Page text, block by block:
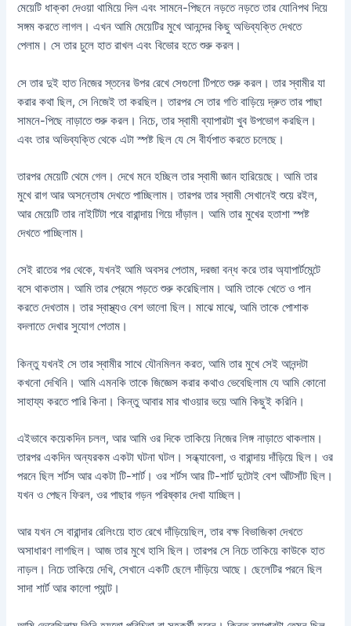
মেয়েটি ধাক্কা দেওয়া থামিয়ে দিল এবং সামনে-পিছনে নড়তে নড়তে তার যোনিপথ দিয়ে
সঙ্গম করতে লাগল। এখন আমি মেয়েটির মুখে আনন্দের কিছু অভিব্যক্তি দেখতে
পেলাম। সে তার চুলে হাত রাখল এবং বিভোর হতে শুরু করল।
সে তার দুই হাত নিজের স্তনের উপর রেখে সেগুলো টিপতে শুরু করল। তার স্বামীর যা
করার কথা ছিল, সে নিজেই তা করছিল। তারপর সে তার গতি বাড়িয়ে দ্রুত তার পাছা
সামনে-পিছে নাড়াতে শুরু করল। নিচে, তার স্বামী ব্যাপারটা খুব উপভোগ করছিল।
এবং তার অভিব্যক্তি থেকে এটা স্পষ্ট ছিল যে সে বীর্যপাত করতে চলেছে।
তারপর মেয়েটি থেমে গেল। দেখে মনে হচ্ছিল তার স্বামী জ্ঞান হারিয়েছে। আমি তার
মুখে রাগ আর অসন্তোষ দেখতে পাচ্ছিলাম। তারপর তার স্বামী সেখানেই শুয়ে রইল,
আর মেয়েটি তার নাইটিটা পরে বারান্দায় গিয়ে দাঁড়াল। আমি তার মুখের হতাশা স্পষ্ট
দেখতে পাচ্ছিলাম।
সেই রাতের পর থেকে, যখনই আমি অবসর পেতাম, দরজা বন্ধ করে তার অ্যাপার্টমেন্টে
বসে থাকতাম। আমি তার প্রেমে পড়তে শুরু করেছিলাম। আমি তাকে খেতে ও পান
করতে দেখতাম। তার স্বাস্থ্যও বেশ ভালো ছিল। মাঝে মাঝে, আমি তাকে পোশাক
বদলাতে দেখার সুযোগ পেতাম।
কিন্তু যখনই সে তার স্বামীর সাথে যৌনমিলন করত, আমি তার মুখে সেই আনন্দটা
কখনো দেখিনি। আমি এমনকি তাকে জিজ্ঞেস করার কথাও ভেবেছিলাম যে আমি কোনো
সাহায্য করতে পারি কিনা। কিন্তু আবার মার খাওয়ার ভয়ে আমি কিছুই করিনি।
এইভাবে কয়েকদিন চলল, আর আমি ওর দিকে তাকিয়ে নিজের লিঙ্গ নাড়াতে থাকলাম।
তারপর একদিন অন্যরকম একটা ঘটনা ঘটল। সন্ধ্যাবেলা, ও বারান্দায় দাঁড়িয়ে ছিল। ওর
পরনে ছিল শর্টস আর একটা টি-শার্ট। ওর শর্টস আর টি-শার্ট দুটোই বেশ আঁটসাঁট ছিল।
যখন ও পেছন ফিরল, ওর পাছার গড়ন পরিষ্কার দেখা যাচ্ছিল।
আর যখন সে বারান্দার রেলিংয়ে হাত রেখে দাঁড়িয়েছিল, তার বক্ষ বিভাজিকা দেখতে
অসাধারণ লাগছিল। আজ তার মুখে হাসি ছিল। তারপর সে নিচে তাকিয়ে কাউকে হাত
নাড়ল। নিচে তাকিয়ে দেখি, সেখানে একটি ছেলে দাঁড়িয়ে আছে। ছেলেটির পরনে ছিল
সাদা শার্ট আর কালো প্যান্ট।